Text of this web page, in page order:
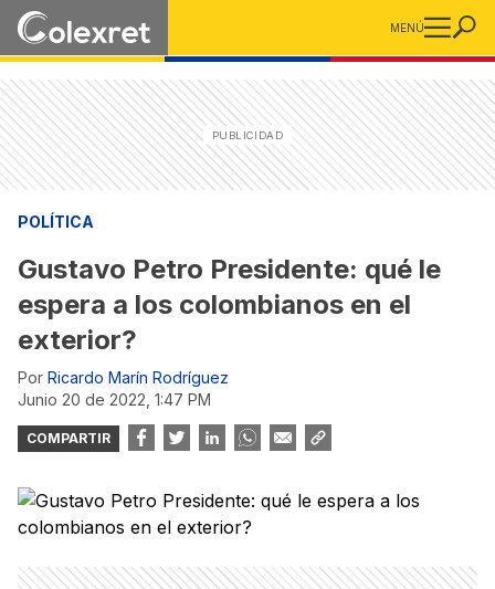
MENÚ
POLÍTICA
Gustavo Petro Presidente: qué le
espera a los colombianos en el
exterior?
Por Ricardo Marín Rodríguez
junio 20 de 2022, 1:47 PM
COMPARTIR